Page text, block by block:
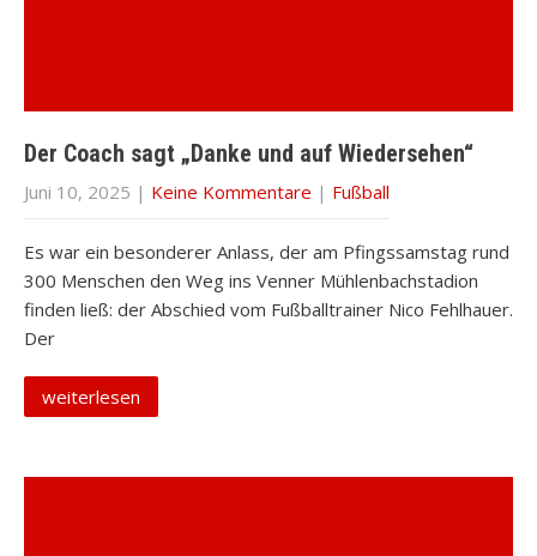
Der Coach sagt „Danke und auf Wiedersehen“
Juni 10, 2025 | Keine Kommentare | Fußball
Es war ein besonderer Anlass, der am Pfingssamstag rund
300 Menschen den Weg ins Venner Mühlenbachstadion
finden ließ: der Abschied vom Fußballtrainer Nico Fehlhauer.
Der
weiterlesen